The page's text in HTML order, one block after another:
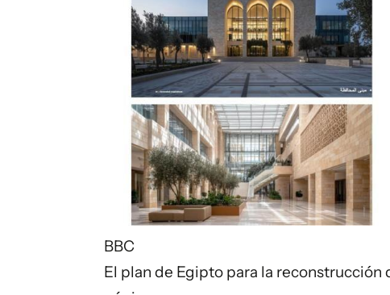
BBC
El plan de Egipto para la reconstrucción